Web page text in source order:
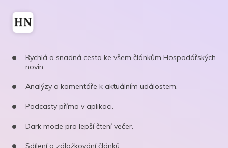
Rychlá a snadná cesta ke všem článkům Hospodářských
novin.
Analýzy a komentáře k aktuálním událostem.
Podcasty přímo v aplikaci.
Dark mode pro lepší čtení večer.
Sdílení a záložkování článků.